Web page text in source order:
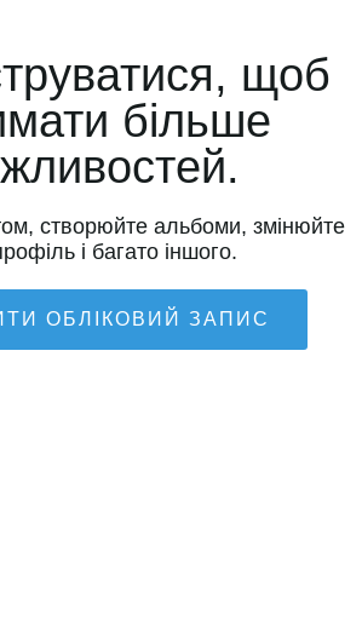
щоб
більше
створюйте альбоми, змінюйте
і багато іншого.
ОБЛІКОВИЙ ЗАПИС